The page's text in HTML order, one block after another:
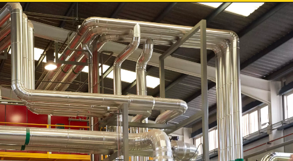
AIR QUALITY
ENGINEERING & CONSULTING
HAZARDOUS WASTE EUROPE
INDUSTRIAS SOLUCIONES GLOBALES
NUCLEAR SOLUTIONS
OFIS
SEDE BENELUX
VEOLIA AGRICULTURE